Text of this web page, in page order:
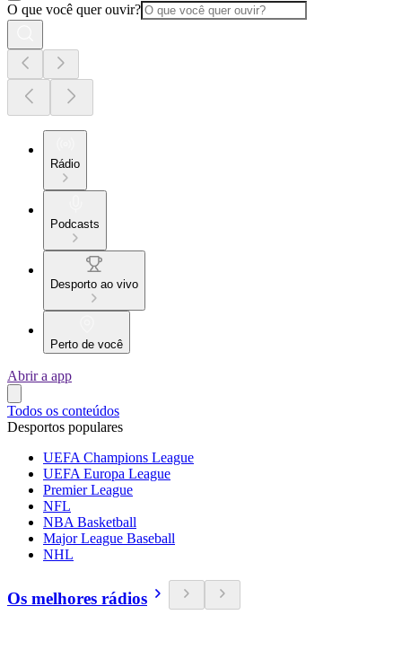
O que você quer ouvir?
Rádio
Podcasts
Desporto ao vivo
Perto de você
Abrir a app
Todos os conteúdos
Desportos populares
UEFA Champions League
UEFA Europa League
Premier League
NFL
NBA Basketball
Major League Baseball
NHL
Os melhores rádios